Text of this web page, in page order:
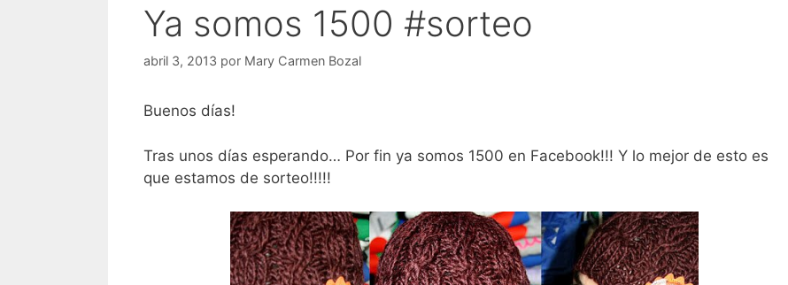
Ya somos 1500 #sorteo
abril 3, 2013 por Mary Carmen Bozal
Buenos días!
Tras unos días esperando… Por fin ya somos 1500 en Facebook!!! Y lo mejor de esto es
que estamos de sorteo!!!!!